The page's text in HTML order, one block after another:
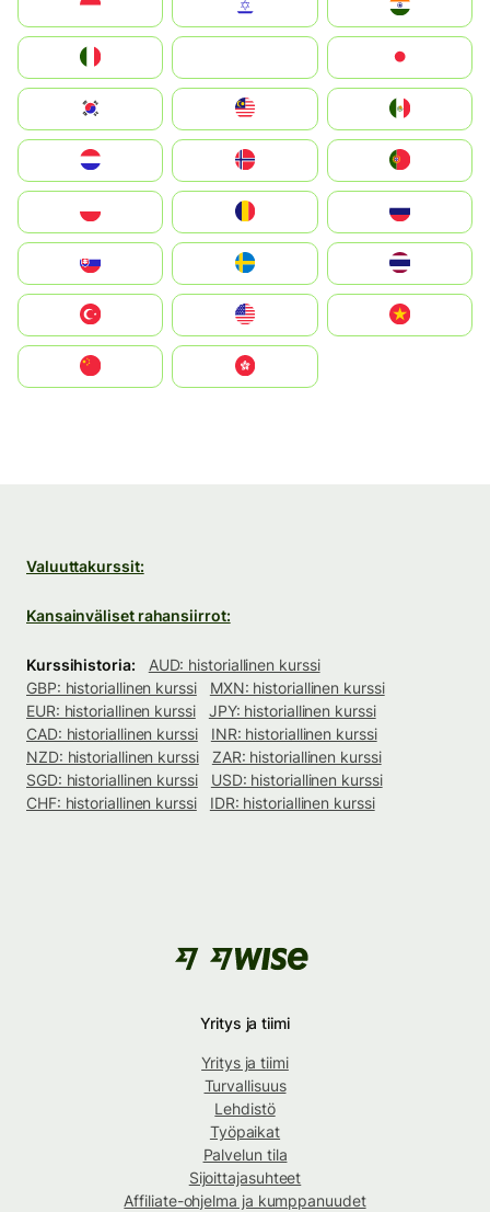
South Korea
United States
中國香港特別行政區
Valuuttakurssit:
Kansainväliset rahansiirrot:
Kurssihistoria:
AUD: historiallinen kurssi
GBP: historiallinen kurssi
MXN: historiallinen kurssi
EUR: historiallinen kurssi
JPY: historiallinen kurssi
CAD: historiallinen kurssi
INR: historiallinen kurssi
NZD: historiallinen kurssi
ZAR: historiallinen kurssi
SGD: historiallinen kurssi
USD: historiallinen kurssi
CHF: historiallinen kurssi
IDR: historiallinen kurssi
Yritys ja tiimi
Yritys ja tiimi
Turvallisuus
Lehdistö
Työpaikat
Palvelun tila
Sijoittajasuhteet
Affiliate-ohjelma ja kumppanuudet